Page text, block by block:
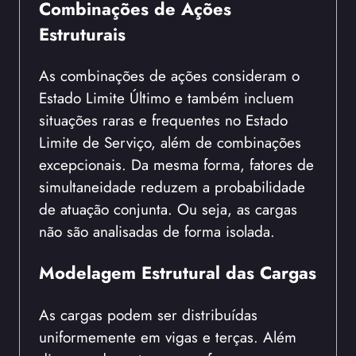
Combinações de Ações
Estruturais
As combinações de ações consideram o
Estado Limite Último e também incluem
situações raras e frequentes no Estado
Limite de Serviço, além de combinações
excepcionais. Da mesma forma, fatores de
simultaneidade reduzem a probabilidade
de atuação conjunta. Ou seja, as cargas
não são analisadas de forma isolada.
Modelagem Estrutural das Cargas
As cargas podem ser distribuídas
uniformemente em vigas e terças. Além